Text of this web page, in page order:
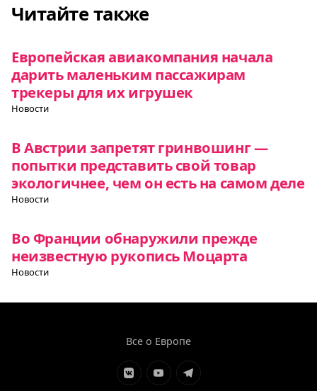
Читайте также
Европейская авиакомпания начала
дарить маленьким пассажирам
трекеры для их игрушек
Новости
В Австрии запретят гринвошинг —
попытки представить свой товар
экологичнее, чем он есть на самом деле
Новости
Во Франции обнаружили прежде
неизвестную рукопись Моцарта
Новости
Все о Европе
ЭлементЭлементЭлемент